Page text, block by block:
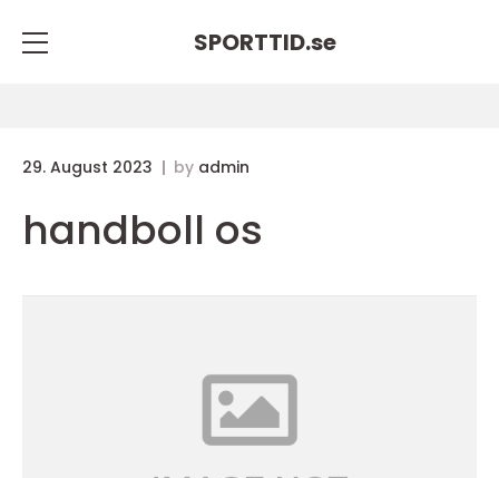
SPORTTID.se
29. August 2023 by admin
handboll os